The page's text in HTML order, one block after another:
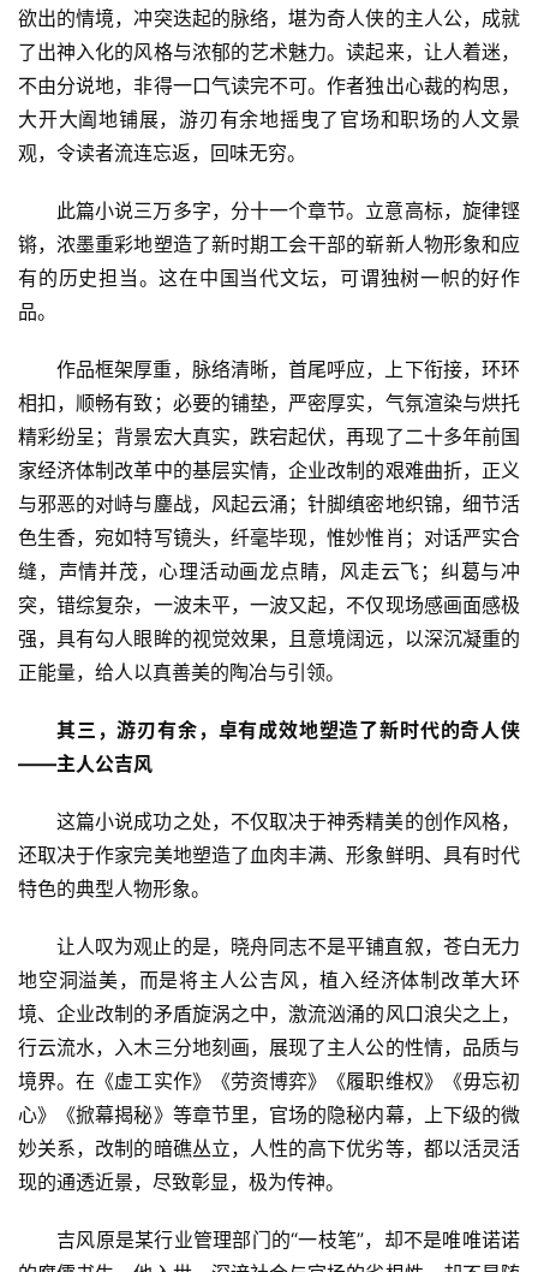
欲出的情境，冲突迭起的脉络，堪为奇人侠的主人公，成就
了出神入化的风格与浓郁的艺术魅力。读起来，让人着迷，
不由分说地，非得一口气读完不可。作者独出心裁的构思，
大开大阖地铺展，游刃有余地摇曳了官场和职场的人文景
观，令读者流连忘返，回味无穷。
此篇小说三万多字，分十一个章节。立意高标，旋律铿
锵，浓墨重彩地塑造了新时期工会干部的崭新人物形象和应
有的历史担当。这在中国当代文坛，可谓独树一帜的好作
品。
作品框架厚重，脉络清晰，首尾呼应，上下衔接，环环
相扣，顺畅有致；必要的铺垫，严密厚实，气氛渲染与烘托
精彩纷呈；背景宏大真实，跌宕起伏，再现了二十多年前国
家经济体制改革中的基层实情，企业改制的艰难曲折，正义
与邪恶的对峙与鏖战，风起云涌；针脚缜密地织锦，细节活
色生香，宛如特写镜头，纤毫毕现，惟妙惟肖；对话严实合
缝，声情并茂，心理活动画龙点睛，风走云飞；纠葛与冲
突，错综复杂，一波未平，一波又起，不仅现场感画面感极
强，具有勾人眼眸的视觉效果，且意境阔远，以深沉凝重的
正能量，给人以真善美的陶冶与引领。
其三，游刃有余，卓有成效地塑造了新时代的奇人侠
——主人公吉风
这篇小说成功之处，不仅取决于神秀精美的创作风格，
还取决于作家完美地塑造了血肉丰满、形象鲜明、具有时代
特色的典型人物形象。
让人叹为观止的是，晓舟同志不是平铺直叙，苍白无力
地空洞溢美，而是将主人公吉风，植入经济体制改革大环
境、企业改制的矛盾旋涡之中，激流汹涌的风口浪尖之上，
行云流水，入木三分地刻画，展现了主人公的性情，品质与
境界。在《虚工实作》《劳资博弈》《履职维权》《毋忘初
心》《掀幕揭秘》等章节里，官场的隐秘内幕，上下级的微
妙关系，改制的暗礁丛立，人性的高下优劣等，都以活灵活
现的通透近景，尽致彰显，极为传神。
吉风原是某行业管理部门的“一枝笔”，却不是唯唯诺诺